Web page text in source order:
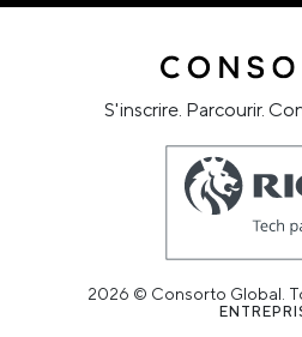
S'inscrire. Parcourir.
2026 © Consorto Global.